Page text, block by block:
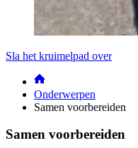
Sla het kruimelpad over
Onderwerpen
Samen voorbereiden
Samen voorbereiden